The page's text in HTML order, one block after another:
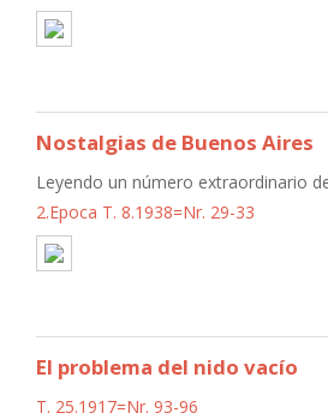
Nostalgias de Buenos Aires
Leyendo un número extraordinario
2.Epoca T. 8.1938=Nr. 29-33
El problema del nido vacío
T. 25.1917=Nr. 93-96